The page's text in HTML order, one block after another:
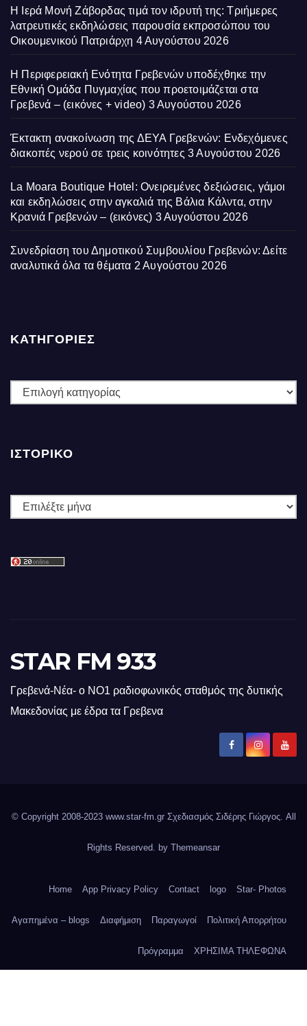
Η Ιερά Μονή Ζάβορδας τιμά τον ιδρυτή της: Τριήμερες
λατρευτικές εκδηλώσεις παρουσία εκπροσώπου του
Οικουμενικού Πατριάρχη 4 Αυγούστου 2026
Η Περιφερειακή Ενότητα Γρεβενών υποδέχθηκε την
Εθνική Ομάδα Πυγμαχίας που προετοιμάζεται στα
Γρεβενά – (εικόνες + video) 3 Αυγούστου 2026
Έκτακτη ανακοίνωση της ΔΕΥΑ Γρεβενών: Ενδεχόμενες
διακοπές νερού σε τρεις κοινότητες 3 Αυγούστου 2026
La Moara Boutique Hotel: Ονειρεμένες δεξιώσεις, γάμοι
και εκδηλώσεις στην αγκαλιά της Βάλια Κάλντα, στην
Κρανιά Γρεβενών – (εικόνες) 3 Αυγούστου 2026
Συνεδρίαση του Δημοτικού Συμβουλίου Γρεβενών: Δείτε
αναλυτικά όλα τα θέματα 2 Αυγούστου 2026
ΚΑΤΗΓΟΡΙΕΣ
ΚΑΤΗΓΟΡΙΕΣ
ΙΣΤΟΡΙΚΌ
Ιστορικό
STAR FM 933
Γρεβενά-Νέα- ο ΝΟ1 ραδιοφωνικός σταθμός της δυτικής
Μακεδονίας με έδρα τα Γρεβενα
© Copyright 2008-2023 www.star-fm.gr Σχεδιασμός Σιδέρης Γιώργος. All
Rights Reserved. by Themeansar
Home App Privacy Policy Contact logo Star- Photos
Αγαπημένα – blogs Διαφήμιση Παραγωγοί Πολιτική Απορρήτου
Πρόγραμμα ΧΡΗΣΙΜΑ ΤΗΛΕΦΩΝΑ